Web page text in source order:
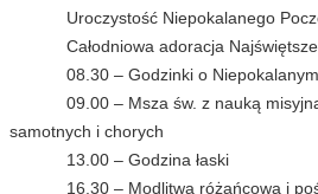
Uroczystość Niepokalanego
Całodniowa adoracja
08.30 – Godzinki o Niepokalanym
09.00 – Msza św. z nauką misyjną
samotnych i chorych
13.00 – Godzina łaski
16.30 – Modlitwa różańcowa i